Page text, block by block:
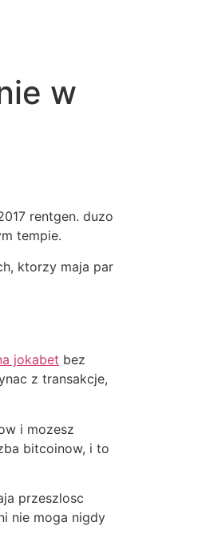
w
rentgen. duzo
tempie.
ktorzy maja par
jokabet bez
z transakcje,
i mozesz
bitcoinow, i to
przeszlosc
nie moga nigdy